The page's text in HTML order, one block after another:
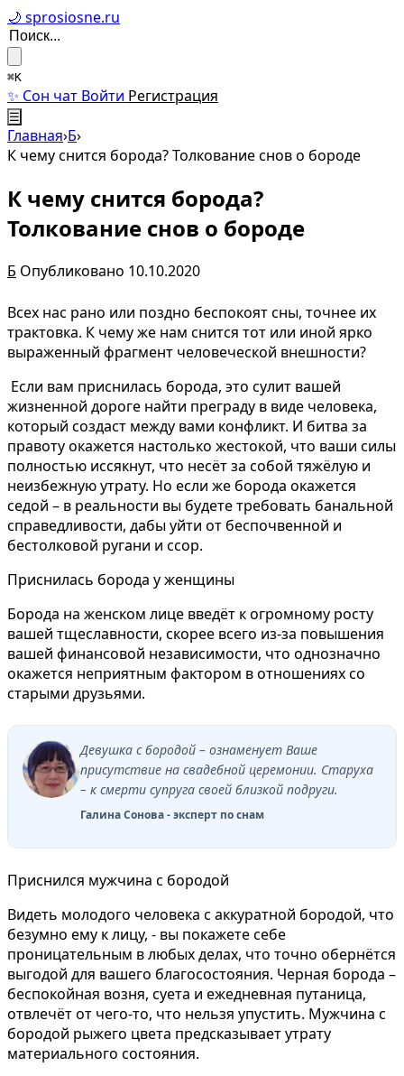
🌙 sprosiosne.ru
⌘K
✨ Сон чат Войти Регистрация
☰
Главная›Б›
К чему снится борода? Толкование снов о бороде
К чему снится борода?
Толкование снов о бороде
Б Опубликовано 10.10.2020
Всех нас рано или поздно беспокоят сны, точнее их
трактовка. К чему же нам снится тот или иной ярко
выраженный фрагмент человеческой внешности?
Если вам приснилась борода, это сулит вашей
жизненной дороге найти преграду в виде человека,
который создаст между вами конфликт. И битва за
правоту окажется настолько жестокой, что ваши силы
полностью иссякнут, что несёт за собой тяжёлую и
неизбежную утрату. Но если же борода окажется
седой – в реальности вы будете требовать банальной
справедливости, дабы уйти от беспочвенной и
бестолковой ругани и ссор.
Приснилась борода у женщины
Борода на женском лице введёт к огромному росту
вашей тщеславности, скорее всего из-за повышения
вашей финансовой независимости, что однозначно
окажется неприятным фактором в отношениях со
старыми друзьями.
Девушка с бородой – ознаменует Ваше
присутствие на свадебной церемонии. Старуха
– к смерти супруга своей близкой подруги.
Галина Сонова - эксперт по снам
Приснился мужчина с бородой
Видеть молодого человека с аккуратной бородой, что
безумно ему к лицу, - вы покажете себе
проницательным в любых делах, что точно обернётся
выгодой для вашего благосостояния. Черная борода –
беспокойная возня, суета и ежедневная путаница,
отвлечёт от чего-то, что нельзя упустить. Мужчина с
бородой рыжего цвета предсказывает утрату
материального состояния.